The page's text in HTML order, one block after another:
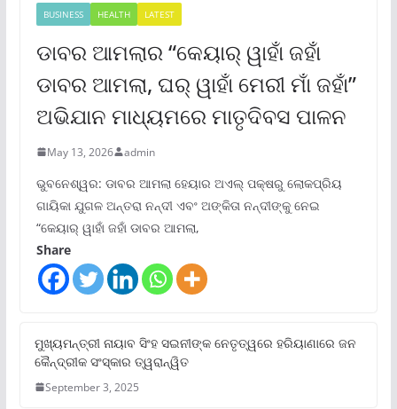
BUSINESS HEALTH LATEST
ଡାବର ଆମଲାର “କେୟାର୍ ୱାହାଁ ଜହାଁ
ଡାବର ଆମଲା, ଘର୍ ୱାହାଁ ମେରୀ ମାଁ ଜହାଁ”
ଅଭିଯାନ ମାଧ୍ୟମରେ ମାତୃଦିବସ ପାଳନ
May 13, 2026 admin
ଭୁବନେଶ୍ୱର: ଡାବର ଆମଲା ହେୟାର ଅଏଲ୍ ପକ୍ଷରୁ ଲୋକପ୍ରିୟ
ଗାୟିକା ଯୁଗଳ ଅନ୍ତରା ନନ୍ଦୀ ଏବଂ ଅଙ୍କିତା ନନ୍ଦୀଙ୍କୁ ନେଇ
“କେୟାର୍ ୱାହାଁ ଜହାଁ ଡାବର ଆମଲା,
Share
ମୁଖ୍ୟମନ୍ତ୍ରୀ ନାୟାବ ସିଂହ ସଇନୀଙ୍କ ନେତୃତ୍ୱରେ ହରିୟାଣାରେ ଜନ
କୈନ୍ଦ୍ରୀକ ସଂସ୍କାର ତ୍ୱରାନ୍ୱିତ
September 3, 2025